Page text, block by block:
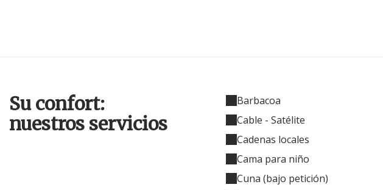
Su confort:
nuestros servicios
Barbacoa
Cable - Satélite
Cadenas locales
Cama para niño
Cuna (bajo petición)